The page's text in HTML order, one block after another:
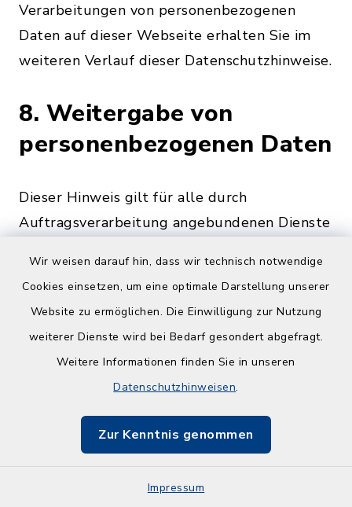
Wir weisen darauf hin, dass wir technisch notwendige
Cookies einsetzen, um eine optimale Darstellung unserer
Website zu ermöglichen. Die Einwilligung zur Nutzung
weiterer Dienste wird bei Bedarf gesondert abgefragt.
Weitere Informationen finden Sie in unseren
Datenschutzhinweisen.
Zur Kenntnis genommen
Impressum
Verarbeitungen von personenbezogenen
Daten auf dieser Webseite erhalten Sie im
weiteren Verlauf dieser Datenschutzhinweise.
8. Weitergabe von
personenbezogenen Daten
Dieser Hinweis gilt für alle durch
Auftragsverarbeitung angebundenen Dienste
optionaler Module. Eine gesonderte
Einwilligung wird, sofern eine solche
erforderlich ist, eingeholt.
Eine Übermittlung Ihrer Daten an Dritte zu
anderen als den im Folgenden aufgeführten
Zwecken findet nicht statt.
Wir geben Ihre Daten nur an Dritte weiter,